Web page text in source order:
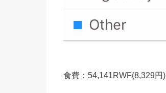
食費：54,141RWF(8,329円)